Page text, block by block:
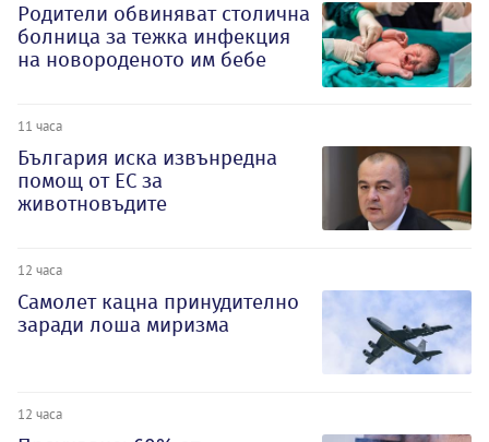
Родители обвиняват столична
болница за тежка инфекция
на новороденото им бебе
11 часа
България иска извънредна
помощ от ЕС за
животновъдите
12 часа
Самолет кацна принудително
заради лоша миризма
12 часа